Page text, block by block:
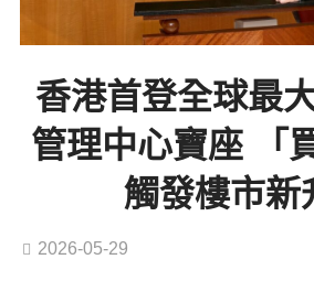
香港首登全球最
管理中心寶座 「
觸發樓市新
2026-05-29